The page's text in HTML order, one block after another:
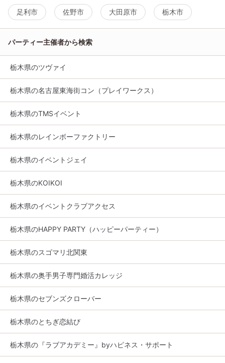
足利市 佐野市 大田原市 栃木市
パーティー主催者から検索
栃木県のツヴァイ
栃木県の名古屋東海街コン（プレイワークス）
栃木県のTMSイベント
栃木県のレインボーファクトリー
栃木県のイベントジェイ
栃木県のKOIKOI
栃木県のイベントクラブアクセス
栃木県のHAPPY PARTY（ハッピーパーティー）
栃木県のスゴマリ北関東
栃木県の奥手男子専門婚活カレッジ
栃木県のセブンズクローバー
栃木県のとちぎ恋結び
栃木県の『ラブアカデミー』byハピネス・サポート